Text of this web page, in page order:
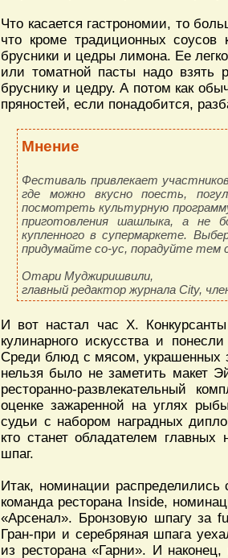
Что касается гастрономии, то
что кроме традиционных
брусники и цедры лимона. Ее
или томатной пасты надо взять
бруснику и цедру. А потом как
пряностей, если понадобится,
Мнение
Фестиваль привлекает
где можно вкусно поесть,
посмотреть культурную
приготовления шашлыка, а не
купленного в супермаркете.
придумайте со-ус, порадуйте тем
Отари Муджиришвили,
главный редактор журнала City,
И вот настал час Х.
кулинарного искусства и
Среди блюд с мясом, украшенных
нельзя было не заметить макет
ресторанно-развлекательный
оценке зажаренной на углях
судьи с набором наградных
кто станет обладателем
шпаг.
Итак, номинации
команда ресторана Inside,
«Арсенал». Бронзовую шпагу за
Гран-при и серебряная шпага
из ресторана «Гарни». И